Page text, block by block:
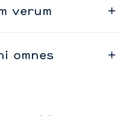
verum
omnes